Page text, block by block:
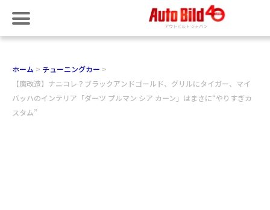
ホーム
チューニングカー
【魔改造】ナニコレ？ブラックアンドゴールド、グリルにタイガー、マイ
バッハのインテリア「ダーツ プルマン シア カーン」はまさに“やりすぎカ
スタム”